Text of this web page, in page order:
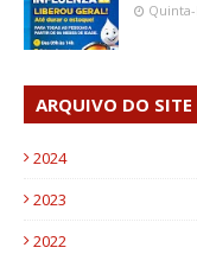
Quinta-
ARQUIVO DO SITE
2024
2023
2022